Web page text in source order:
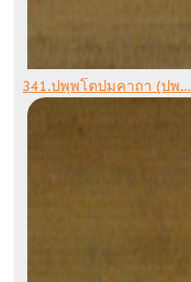
341.ปพฺพโตปมคาถา (ปพ...